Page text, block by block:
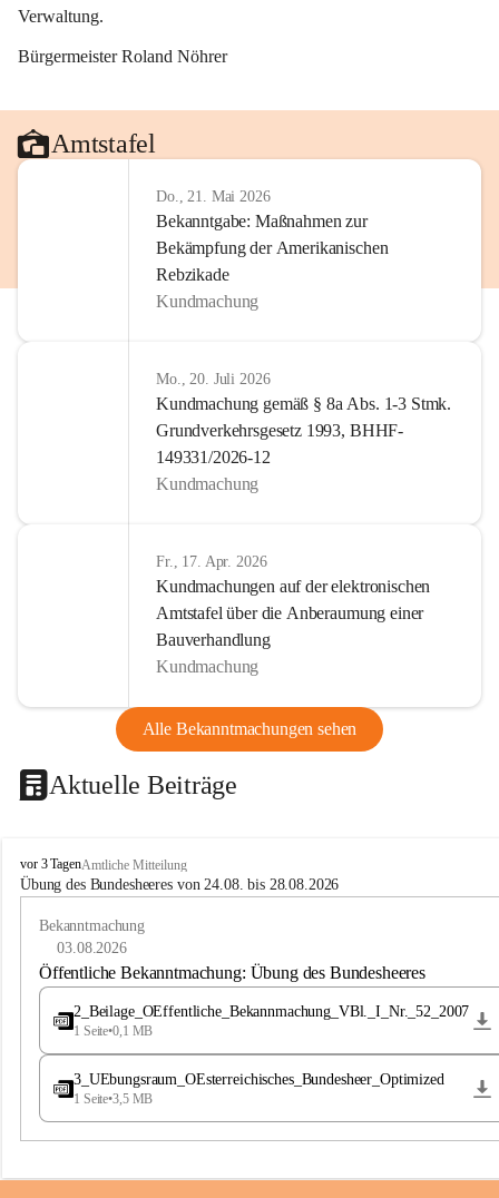
Verwaltung.
Bürgermeister Roland Nöhrer
Amtstafel
Do., 21. Mai 2026
Bekanntgabe: Maßnahmen zur
Bekämpfung der Amerikanischen
Rebzikade
Kundmachung
Mo., 20. Juli 2026
Kundmachung gemäß § 8a Abs. 1-3 Stmk.
Grundverkehrsgesetz 1993, BHHF-
149331/2026-12
Kundmachung
Fr., 17. Apr. 2026
Kundmachungen auf der elektronischen
Amtstafel über die Anberaumung einer
Bauverhandlung
Kundmachung
Alle Bekanntmachungen sehen
Aktuelle Beiträge
B
u
e
a
vor 3 TagenAmtliche Mitteilung
Übung des Bundesheeres von 24.08. bis 28.08.2026
Bekanntmachung
03.08.2026
Öffentliche Bekanntmachung: Übung des Bundesheeres
2_Beilage_OEffentliche_Bekannmachung_VBl._I_Nr._52_2007
1 Seite•0,1 MB
3_UEbungsraum_OEsterreichisches_Bundesheer_Optimized
1 Seite•3,5 MB